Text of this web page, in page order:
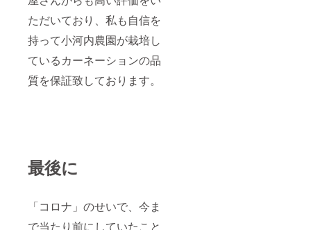
ただいており、私も自信を
持って小河内農園が栽培し
ているカーネーションの品
質を保証致しております。
最後に
「コロナ」のせいで、今ま
で当たり前にしていたこと